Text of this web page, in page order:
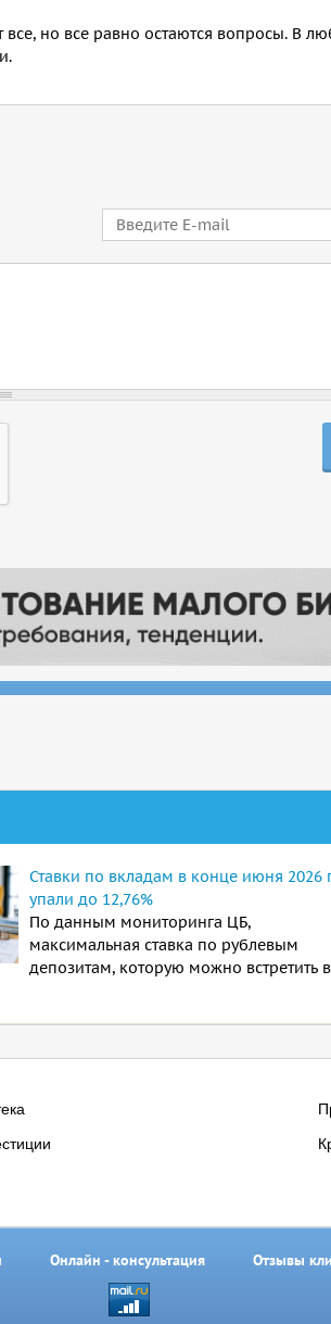
но все равно остаются вопросы. В
E-mail
Ставки по вкладам в конце июня 2026
упали до 12,76%
По данным мониторинга ЦБ,
максимальная ставка по рублевым
депозитам, которую можно встретить
Онлайн - консультация Отзывы